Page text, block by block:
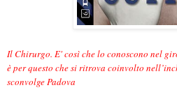
Il Chirurgo. E' così che lo conoscono nel
è per questo che si ritrova coinvolto
sconvolge Padova